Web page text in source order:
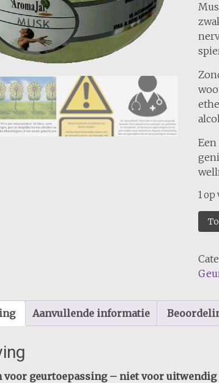
1 op
Aanvullende informatie
voor geurtoepassing – niet voor